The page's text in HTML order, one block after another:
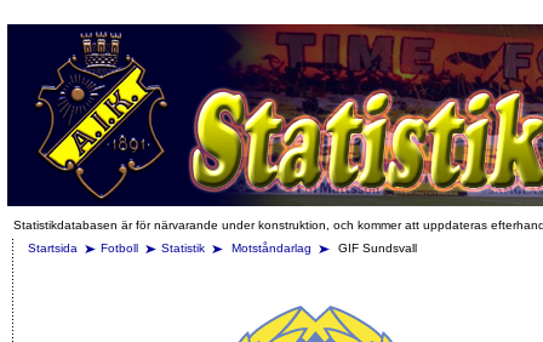
Statistikdatabasen är för närvarande under konstruktion, och kommer att uppdateras
Startsida
Fotboll Statistik Motståndarlag GIF Sundsvall